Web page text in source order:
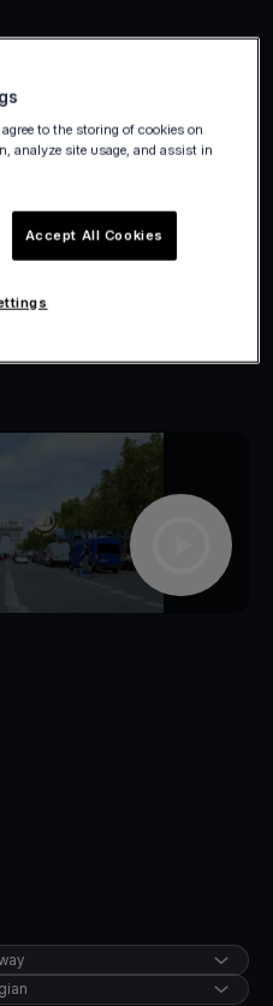
å gi dem kontroll
å koble
du sømløst
av
to the storing of cookies on
analyze site usage, and assist in
Accept All Cookies